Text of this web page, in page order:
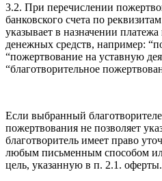
3.2. При перечислении
банковского счета по
указывает в назначении
денежных средств, например:
“пожертвование на уставную
“благотворительное
Если выбранный
пожертвования не позволяет
благотворитель имеет право
любым письменным способом
цель, указанную в п. 2.1. оферты.